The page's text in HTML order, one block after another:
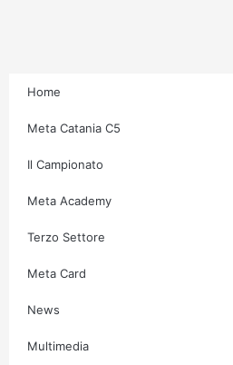
g
r
a
m
o
k
-
Home
Meta Catania C5
Il Campionato
Meta Academy
Terzo Settore
Meta Card
News
Multimedia